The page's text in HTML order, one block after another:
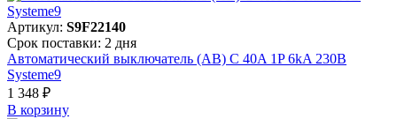
Артикул: S9F22140
Срок поставки: 2 дня
Автоматический выключатель (АВ) C 40A 1P 6kA 230В
Systeme9
1 348 ₽
В корзинy